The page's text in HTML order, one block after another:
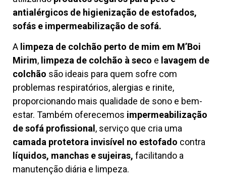
antialérgicos de higienização de estofados,
sofás e impermeabilização de sofá.
A limpeza de colchão perto de mim em M’Boi
Mirim, limpeza de colchão à seco e lavagem de
colchão são ideais para quem sofre com
problemas respiratórios, alergias e rinite,
proporcionando mais qualidade de sono e bem-
estar. Também oferecemos impermeabilização
de sofá profissional , serviço que cria uma
camada protetora invisível no estofado contra
líquidos, manchas e sujeiras, facilitando a
manutenção diária e limpeza.